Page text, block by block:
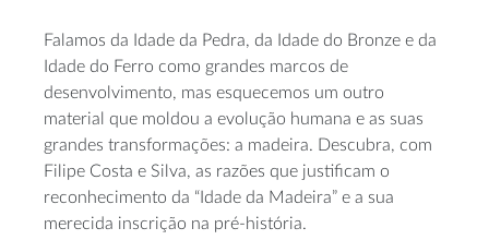
Falamos da Idade da Pedra, da Idade do Bronze e da
Idade do Ferro como grandes marcos de
desenvolvimento, mas esquecemos um outro
material que moldou a evolução humana e as suas
grandes transformações: a madeira. Descubra, com
Filipe Costa e Silva, as razões que justificam o
reconhecimento da “Idade da Madeira” e a sua
merecida inscrição na pré-história.